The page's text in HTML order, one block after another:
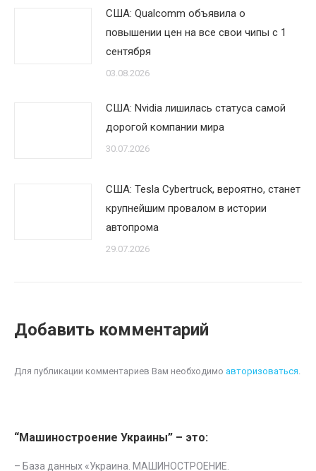
США: Qualcomm объявила о
повышении цен на все свои чипы с 1
сентября
03.08.2026
США: Nvidia лишилась статуса самой
дорогой компании мира
30.07.2026
США: Tesla Cybertruck, вероятно, станет
крупнейшим провалом в истории
автопрома
29.07.2026
Добавить комментарий
Для публикации комментариев Вам необходимо авторизоваться.
“Машиностроение Украины” – это:
– База данных «Украина. МАШИНОСТРОЕНИЕ.